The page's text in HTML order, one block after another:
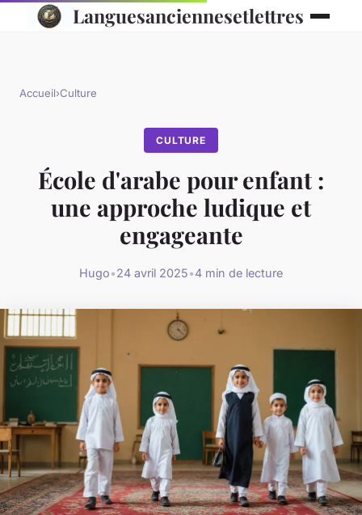
Languesanciennesetlettres
Accueil›Culture
CULTURE
École d'arabe pour enfant :
une approche ludique et
engageante
Hugo•24 avril 2025•4 min de lecture